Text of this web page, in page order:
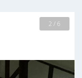
2 / 6